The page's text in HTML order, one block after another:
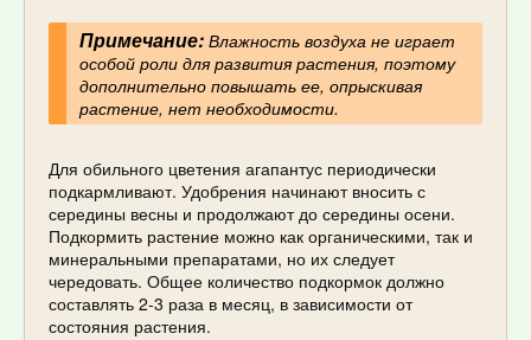
Примечание:Влажность воздуха не играет
особой роли для развития растения, поэтому
дополнительно повышать ее, опрыскивая
растение, нет необходимости.
Для обильного цветения агапантус периодически
подкармливают. Удобрения начинают вносить с
середины весны и продолжают до середины осени.
Подкормить растение можно как органическими, так и
минеральными препаратами, но их следует
чередовать. Общее количество подкормок должно
составлять 2-3 раза в месяц, в зависимости от
состояния растения.